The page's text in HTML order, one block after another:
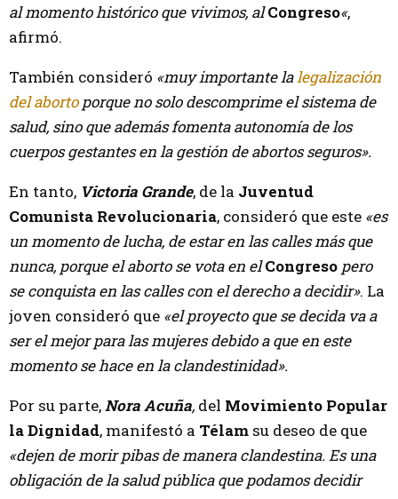
al momento histórico que vivimos, al Congreso«,
afirmó.
También consideró «muy importante lalegalización
del abortoporque no solo descomprime el sistema de
salud, sino que además fomenta autonomía de los
cuerpos gestantes en la gestión de abortos seguros».
En tanto, Victoria Grande, de la Juventud
Comunista Revolucionaria, consideró que este «es
un momento de lucha, de estar en las calles más que
nunca, porque el aborto se vota en el Congreso pero
se conquista en las calles con el derecho a decidir». La
joven consideró que «el proyecto que se decida va a
ser el mejor para las mujeres debido a que en este
momento se hace en la clandestinidad».
Por su parte,Nora Acuña, del Movimiento Popular
la Dignidad, manifestó a Télam su deseo de que
«dejen de morir pibas de manera clandestina. Es una
obligación de la salud pública que podamos decidir